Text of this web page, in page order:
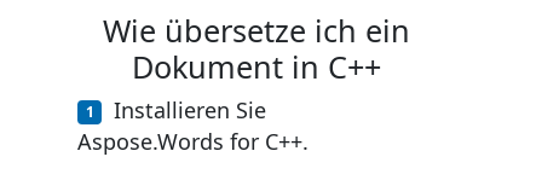
Wie übersetze ich ein
Dokument in C++
Installieren Sie
Aspose.Words for C++.